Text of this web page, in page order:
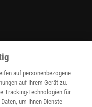
auf personenbezogene
auf Ihrem Gerät zu.
Tracking-Technologien für
um Ihnen Dienste